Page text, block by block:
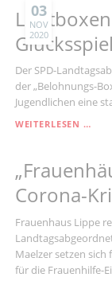
FÜR
DIE
03
NOV
2020
Der SPD-
der „Belohnungs-
Jugendlichen eine
WEITERLESEN …
IN
Corona-
Frauenhaus Lippe
Maelzer setzen
für die Frauenhilfe-